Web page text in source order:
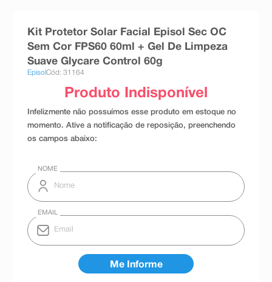
Kit Protetor Solar Facial Episol Sec OC
Sem Cor FPS60 60ml + Gel De Limpeza
Suave Glycare Control 60g
EpisolCód: 31164
teste gravidez
ºesmalte